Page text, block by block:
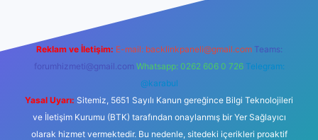
Reklam ve İletişim: E-mail: backlinkpaneli@gmail.com Teams:
forumhizmeti@gmail.com Whatsapp: 0262 606 0 726 Telegram:
@karabul
Yasal Uyarı: Sitemiz, 5651 Sayılı Kanun gereğince Bilgi Teknolojileri
ve İletişim Kurumu (BTK) tarafından onaylanmış bir Yer Sağlayıcı
olarak hizmet vermektedir. Bu nedenle, sitedeki içerikleri proaktif